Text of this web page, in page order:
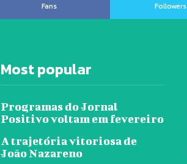
Fans
Followers
Most popular
Programas do Jornal
Positivo voltam em fevereiro
A trajetória vitoriosa de
João Nazareno